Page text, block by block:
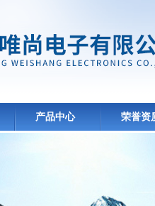
产品中心 荣誉资